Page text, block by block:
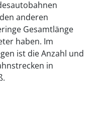
anderen
Gesamtlänge
haben. Im
ist die Anzahl und
in